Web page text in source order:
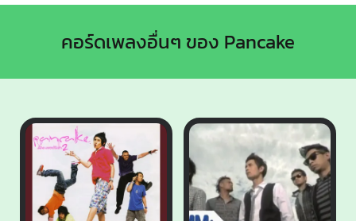
คอร์ดเพลงอื่นๆ ของ Pancake